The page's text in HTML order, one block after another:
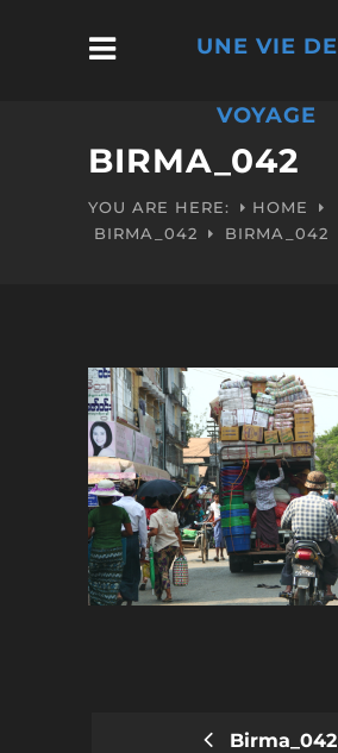
UNE VIE DE
VOYAGE
BIRMA_042
YOU ARE HERE:
HOME
BIRMA_042
BIRMA_042
Birma_042